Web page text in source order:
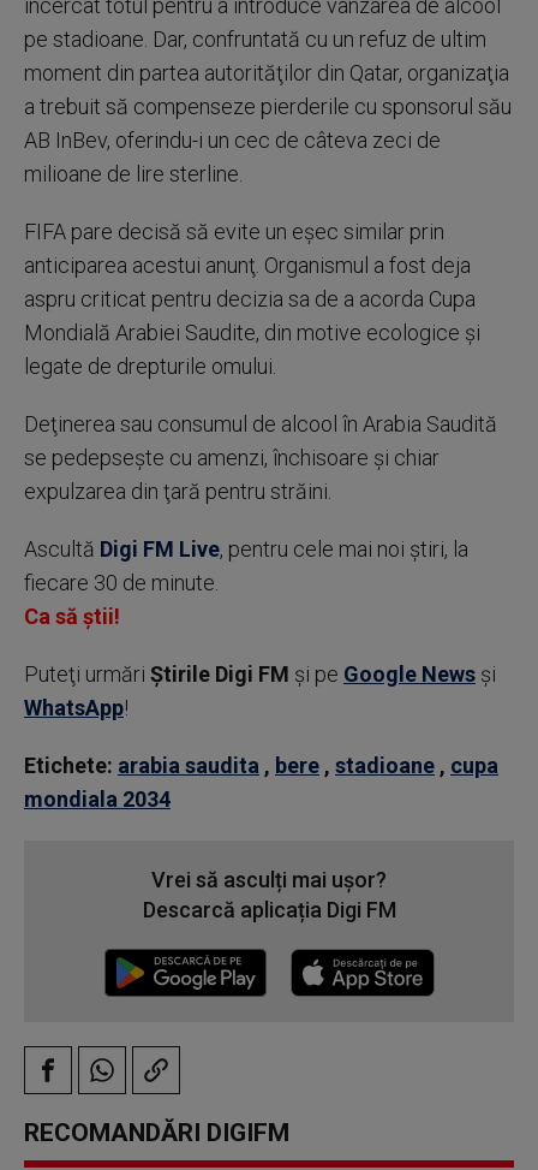
încercat totul pentru a introduce vânzarea de alcool
pe stadioane. Dar, confruntată cu un refuz de ultim
moment din partea autorităţilor din Qatar, organizaţia
a trebuit să compenseze pierderile cu sponsorul său
AB InBev, oferindu-i un cec de câteva zeci de
milioane de lire sterline.
FIFA pare decisă să evite un eşec similar prin
anticiparea acestui anunţ. Organismul a fost deja
aspru criticat pentru decizia sa de a acorda Cupa
Mondială Arabiei Saudite, din motive ecologice şi
legate de drepturile omului.
Deţinerea sau consumul de alcool în Arabia Saudită
se pedepseşte cu amenzi, închisoare şi chiar
expulzarea din ţară pentru străini.
Ascultă Digi FM Live, pentru cele mai noi știri, la
fiecare 30 de minute.
Ca să știi!
Puteţi urmări Știrile Digi FM şi pe Google News şi
WhatsApp!
Etichete: arabia saudita , bere , stadioane , cupa
mondiala 2034
Vrei să asculți mai ușor?
Descarcă aplicația Digi FM
RECOMANDĂRI DIGIFM